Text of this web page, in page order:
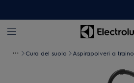
Cura del suolo Aspirapolveri a traino